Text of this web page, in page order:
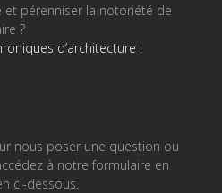
et pérenniser la notoriété de
?
d’architecture !
nous poser une question ou
à notre formulaire en
ci-dessous.